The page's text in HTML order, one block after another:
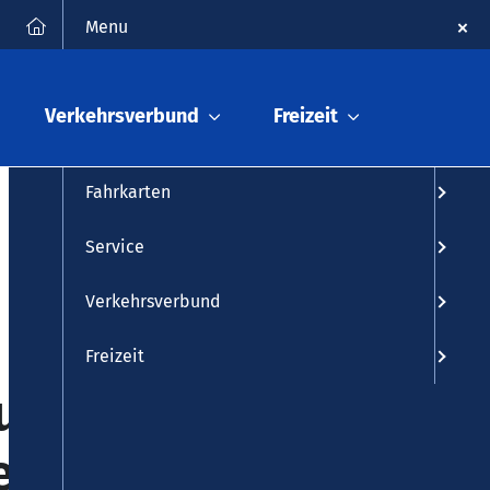
Verkehrsverbund Freizeit
N9:
Menu
Fahrkarten
Service
Verkehrsverbund
Freizeit